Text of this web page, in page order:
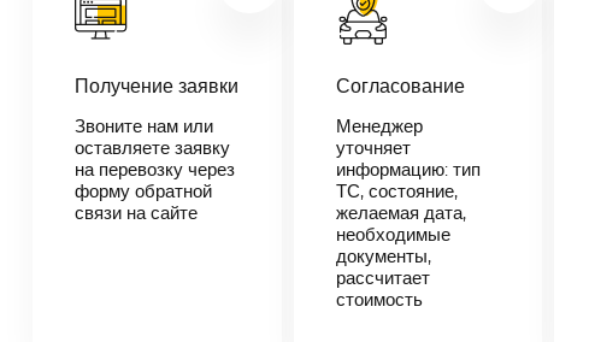
В течении 10
менеджер-
логист
свяжется с
вами,
согласует
Получение заявки
Звоните нам или
оставляете заявку
на перевозку через
форму обратной
связи на сайте
Согласование
Менеджер
уточняет
информацию: тип
ТС, состояние,
желаемая дата,
необходимые
документы,
рассчитает
стоимость